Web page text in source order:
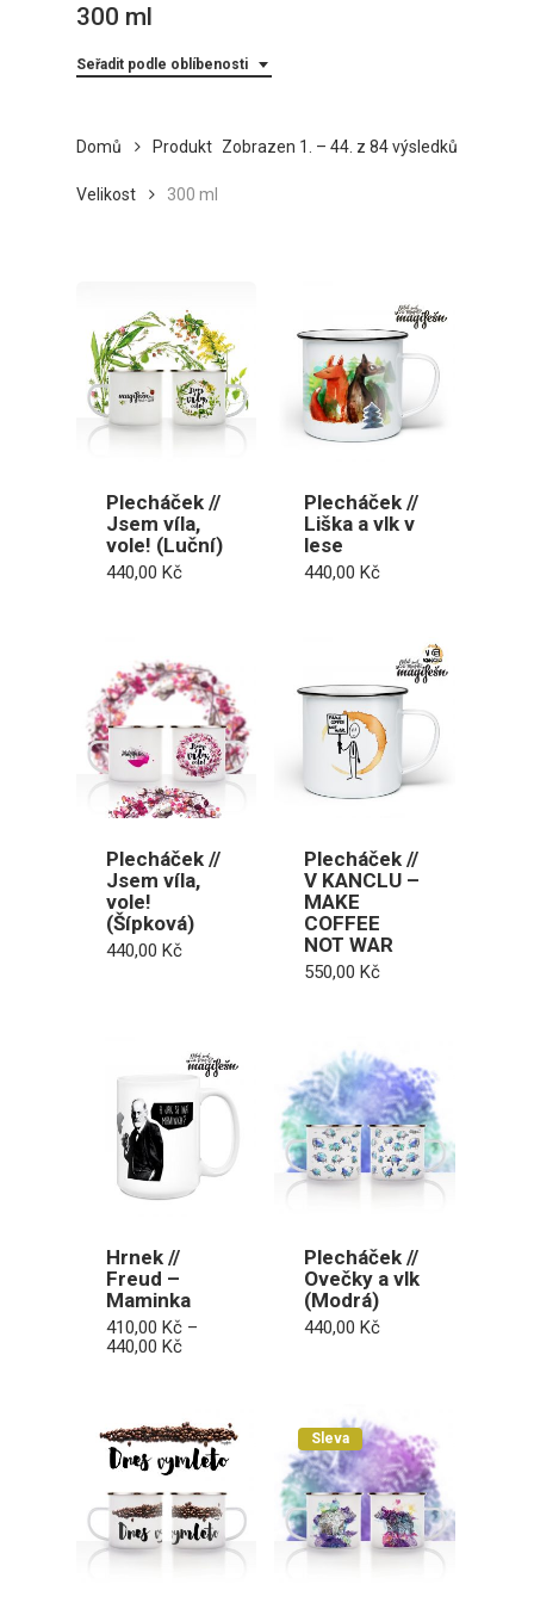
300 ml
Seřadit podle oblíbenosti
Zobrazen 1. – 44. z 84 výsledků
Domů Produkt
Velikost 300 ml
Plecháček //
Jsem víla,
vole! (Luční)
440,00 Kč
Plecháček //
Liška a vlk v
lese
440,00Kč
Plecháček //
Jsem víla,
vole!
(Šípková)
440,00 Kč
Plecháček //
V KANCLU –
MAKE
COFFEE
NOT WAR
550,00Kč
Hrnek //
Freud –
Maminka
410,00 Kč –
440,00 KčRozpětí
440,00 Kč
Plecháček //
Ovečky a vlk
(Modrá)
440,00Kč
Sleva